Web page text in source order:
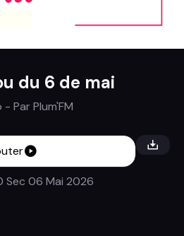
du 6 de mai
- ParPlum'FM
Sec 06 Mai 2026